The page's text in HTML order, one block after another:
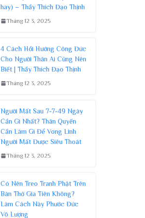
hay) – Thầy Thích Đạo Thịnh
Tháng 12 3, 2025
4 Cách Hồi Hướng Công Đức
Cho Người Thân Ai Cũng Nên
Biết | Thầy Thích Đạo Thịnh
Tháng 12 3, 2025
Người Mất Sau 7-7-49 Ngày
Cần Gì Nhất? Thân Quyến
Cần Làm Gì Để Vong Linh
Người Mất Được Siêu Thoát
Tháng 12 3, 2025
Có Nên Treo Tranh Phật Trên
Bàn Thờ Gia Tiên Không?
Làm Cách Này Phước Đức
Vô Lượng